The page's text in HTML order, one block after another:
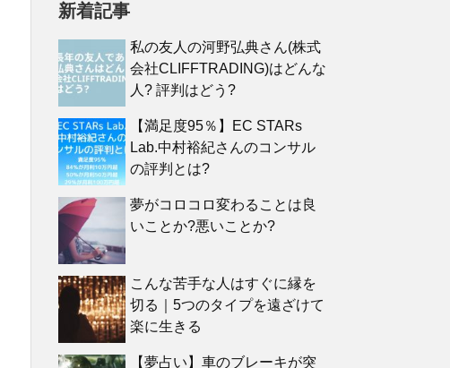
新着記事
私の友人の河野弘典さん(株式
会社CLIFFTRADING)はどんな
人? 評判はどう?
【満足度95％】EC STARs
Lab.中村裕紀さんのコンサル
の評判とは?
夢がコロコロ変わることは良
いことか?悪いことか?
こんな苦手な人はすぐに縁を
切る｜5つのタイプを遠ざけて
楽に生きる
【夢占い】車のブレーキが突